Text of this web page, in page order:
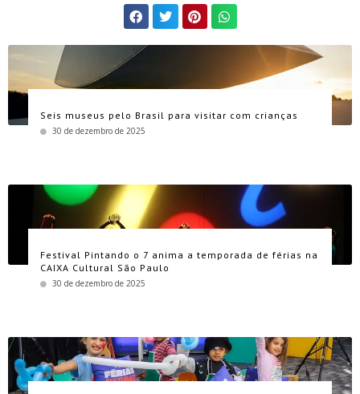
Seis museus pelo Brasil para visitar com crianças
30 de dezembro de 2025
Festival Pintando o 7 anima a temporada de férias na
CAIXA Cultural São Paulo
30 de dezembro de 2025